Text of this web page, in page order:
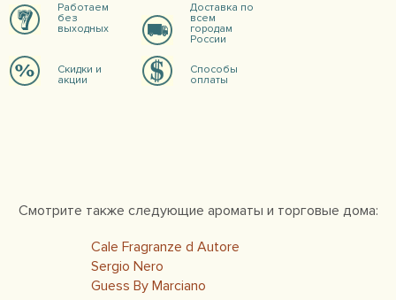
Работаем
без
выходных
Доставка по
всем
городам
России
Скидки и
акции
Способы
оплаты
Смотрите также следующие ароматы и торговые дома:
Cale Fragranze d Autore
Sergio Nero
Guess By Marciano